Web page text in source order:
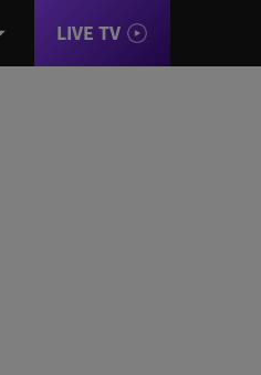
LIVE TV